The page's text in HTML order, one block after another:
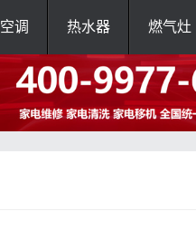
空调 热水器 燃气灶